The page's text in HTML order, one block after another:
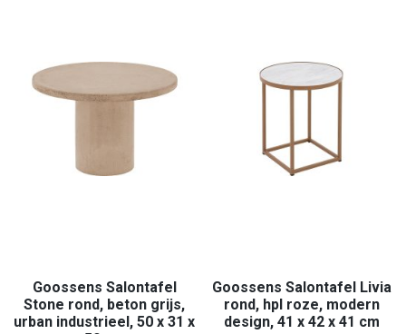
Goossens Salontafel
Stone rond, beton grijs,
urban industrieel, 50 x 31 x
Goossens Salontafel Livia
rond, hpl roze, modern
design, 41 x 42 x 41 cm